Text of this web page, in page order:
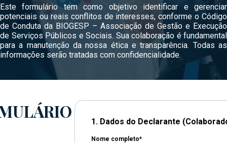
Este formulário tem como objetivo identificar e gerenciar
potenciais ou reais conflitos de interesses, conforme o Código
de Conduta da BIOGESP – Associação de Gestão e Execução
de Serviços Públicos e Sociais. Sua colaboração é fundamental
para a manutenção da nossa ética e transparência. Todas as
informações serão tratadas com confidencialidade.
1. Dados do Declarante
Nome completo*